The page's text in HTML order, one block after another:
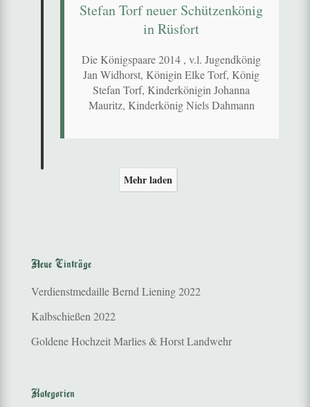
Stefan Torf neuer Schützenkönig
in Rüsfort
Die Königspaare 2014 , v.l. Jugendkönig
Jan Widhorst, Königin Elke Torf, König
Stefan Torf, Kinderkönigin Johanna
Mauritz, Kinderkönig Niels Dahmann
Mehr laden
Neue Einträge
Verdienstmedaille Bernd Liening 2022
Kalbschießen 2022
Goldene Hochzeit Marlies & Horst Landwehr
Kategorien